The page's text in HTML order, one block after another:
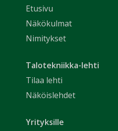
Etusivu
Näkökulmat
Nimitykset
Talotekniikka-lehti
Tilaa lehti
Näköislehdet
Yrityksille